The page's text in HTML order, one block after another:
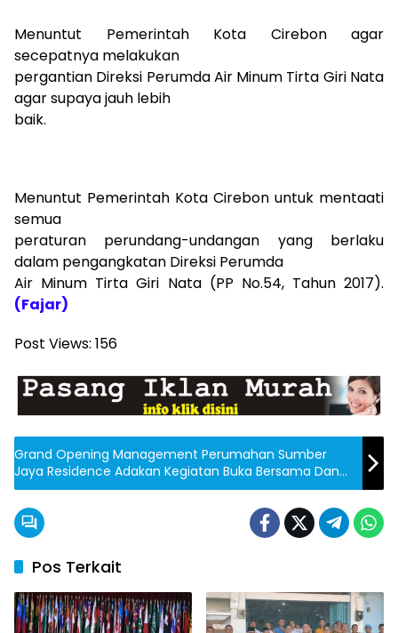
Menuntut Pemerintah Kota Cirebon agar
secepatnya melakukan
pergantian Direksi Perumda Air Minum Tirta Giri Nata
agar supaya jauh lebih
baik.
Menuntut Pemerintah Kota Cirebon untuk mentaati
semua
peraturan perundang-undangan yang berlaku
dalam pengangkatan Direksi Perumda
Air Minum Tirta Giri Nata (PP No.54, Tahun 2017).
(Fajar)
Post Views: 156
Grand Opening Management Perumahan Sumber
Jaya Residence Adakan Kegiatan Buka Bersama Dan
Santunan Anak Yatim
Pos Terkait